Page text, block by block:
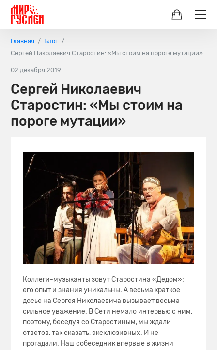
Главная
Блог
Сергей Николаевич Старостин: «Мы стоим на пороге мутации»
02 декабря 2019
Сергей Николаевич
Старостин: «Мы стоим на
пороге мутации»
Коллеги-музыканты зовут Старостина «Дедом»:
его опыт и знания уникальны. А весьма краткое
досье на Сергея Николаевича вызывает весьма
сильное уважение. В Сети немало интервью с ним,
поэтому, беседуя со Старостиным, мы ждали
ответов, так сказать, эксклюзивных. И не
прогадали. Наш собеседник впервые в жизни